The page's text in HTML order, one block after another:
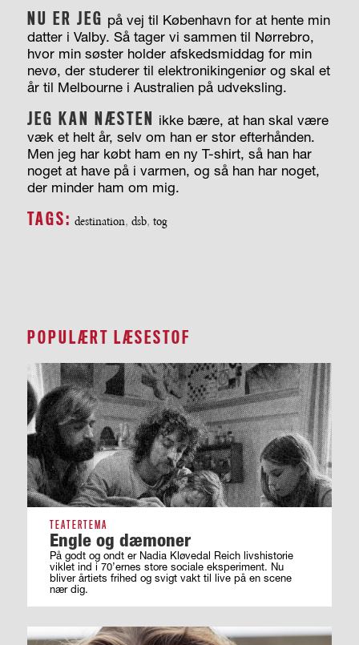
NU ER JEG på vej til København for at hente min
datter i Valby. Så tager vi sammen til Nørrebro,
hvor min søster holder afskedsmiddag for min
nevø, der studerer til elektronik­ingeniør og skal et
år til Melbourne i Australien på udveksling.
JEG KAN NÆSTEN ikke bære, at han skal være
væk et helt år, selv om han er stor efterhånden.
Men jeg har købt ham en ny T-shirt, så han har
noget at have på i varmen, og så han har noget,
der minder ham om mig.
TAGS: destination, dsb, tog
POPULÆRT LÆSESTOF
TEATERTEMA
Engle og dæmoner
På godt og ondt er Nadia Kløvedal Reich livshistorie
viklet ind i 70’ernes store sociale eksperiment. Nu
bliver årtiets frihed og svigt vakt til live på en scene
nær dig.